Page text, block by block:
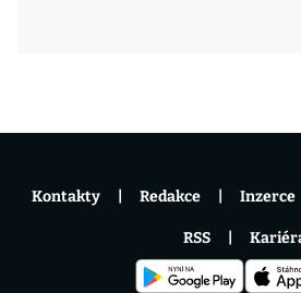
Kontakty Redakce Inzerce
RSS